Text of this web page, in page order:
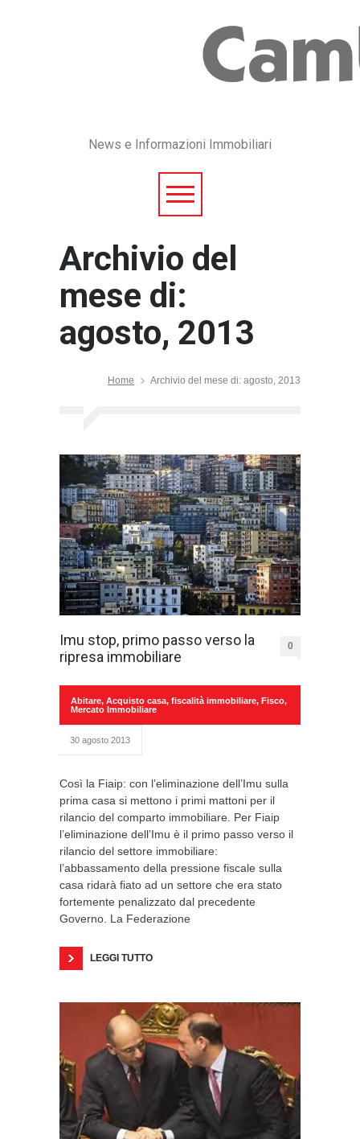
News e Informazioni Immobiliari
Archivio del
mese di:
agosto, 2013
Home Archivio del mese di: agosto, 2013
Imu stop, primo passo verso la
ripresa immobiliare
0
Abitare, Acquisto casa, fiscalità immobiliare, Fisco,
Mercato Immobiliare
30 agosto 2013
Così la Fiaip: con l’eliminazione dell’Imu sulla
prima casa si mettono i primi mattoni per il
rilancio del comparto immobiliare. Per Fiaip
l’eliminazione dell’Imu è il primo passo verso il
rilancio del settore immobiliare:
l’abbassamento della pressione fiscale sulla
casa ridarà fiato ad un settore che era stato
fortemente penalizzato dal precedente
Governo. La Federazione
LEGGI TUTTO